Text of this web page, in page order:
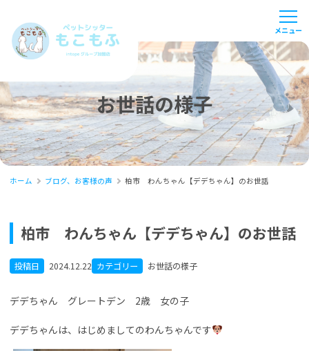
お世話の様子
ホーム ブログ、お客様の声 柏市 わんちゃん【デデちゃん】のお世話
柏市 わんちゃん【デデちゃん】のお世話
投稿日 2024.12.22 カテゴリー お世話の様子
デデちゃん グレートデン 2歳 女の子
デデちゃんは、はじめましてのわんちゃんです